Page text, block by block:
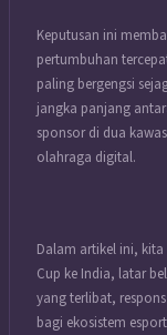
Keputusan ini
pertumbuhan
paling bergengsi
jangka panjang
sponsor di dua
olahraga digital.
Dalam artikel ini,
Cup ke India, latar
yang terlibat,
bagi ekosistem